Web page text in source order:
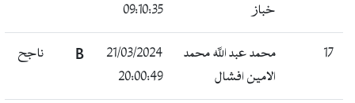
خباز
09:10:35
17
محمد عبد الله محمد
الامين افشال
21/03/2024
20:00:49
B ناجح